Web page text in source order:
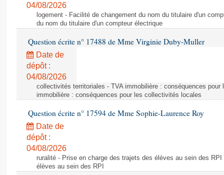
Comptes rendus des débats
04/08/2026
logement - Facilité de changement du nom du titulaire d'un
du nom du titulaire d'un compteur électrique
Question écrite n° 17488 de Mme Virginie Duby-Muller
Date de
dépôt :
04/08/2026
collectivités territoriales - TVA immobilière : conséquences
immobilière : conséquences pour les collectivités locales
Question écrite n° 17594 de Mme Sophie-Laurence Roy
Date de
dépôt :
04/08/2026
ruralité - Prise en charge des trajets des élèves au sein des
élèves au sein des RPI